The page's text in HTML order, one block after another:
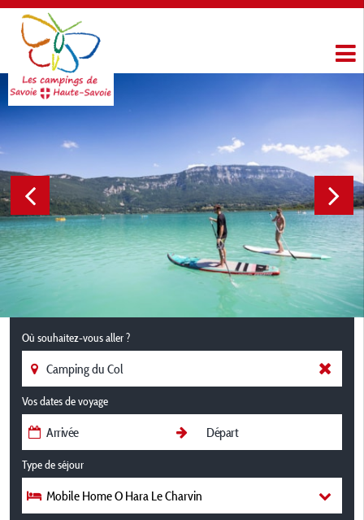
Où souhaitez-vous aller ?
Vos dates de voyage
Type de séjour
Mobile Home O Hara Le Charvin